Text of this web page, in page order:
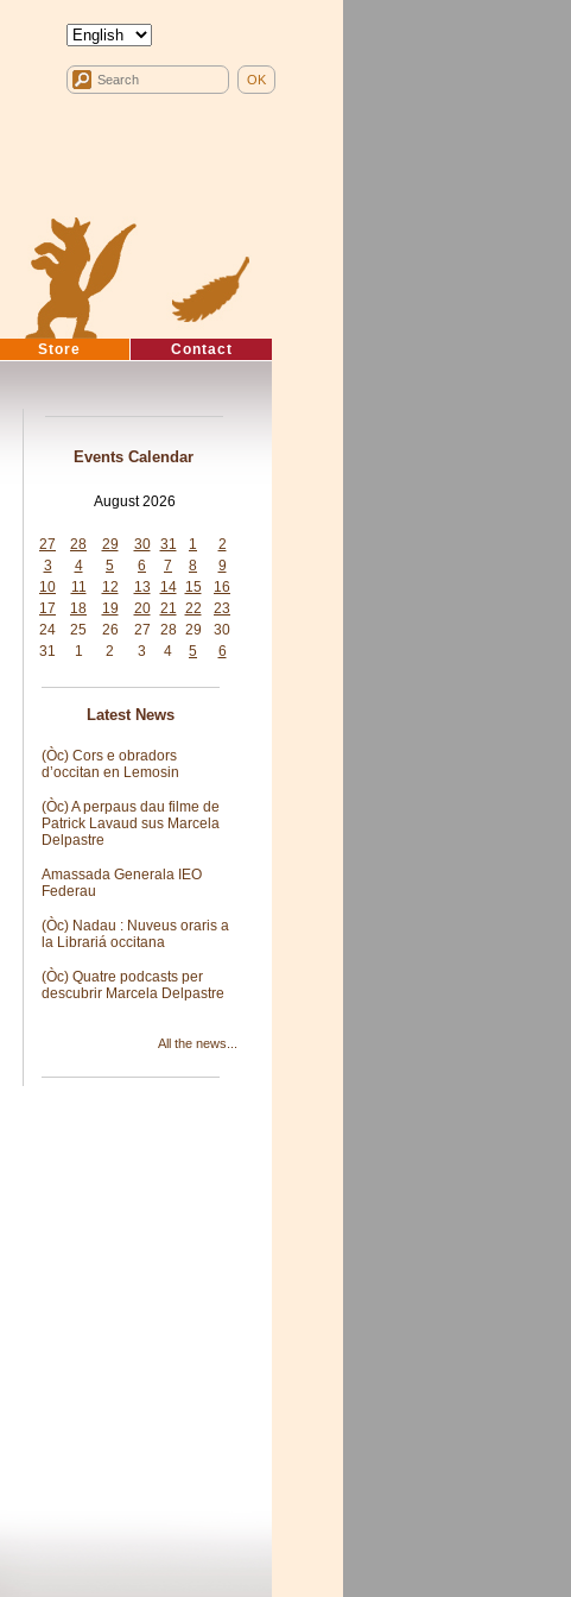
Store Contact
Events Calendar
August 2026
27
28 29 30 31 1
2
3
4 5 6 7 8
9
10
11 12 13 14 15
16
17
18 19 20 21 22
23
24
25 26 27 28 29
30
31
1 2 3 4 5 6
Latest News
(Òc) Cors e obradors
d’occitan en Lemosin
(Òc) A perpaus dau filme de
Patrick Lavaud sus Marcela
Delpastre
Amassada Generala IEO
Federau
(Òc) Nadau : Nuveus oraris a
la Librariá occitana
(Òc) Quatre podcasts per
descubrir Marcela Delpastre
All the news...